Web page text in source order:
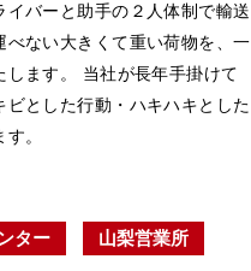
イバーと助手の２人体制で輸送
ない大きくて重い荷物を、一
ます。 当社が長年手掛けて
とした行動・ハキハキとした
。
ター 山梨営業所